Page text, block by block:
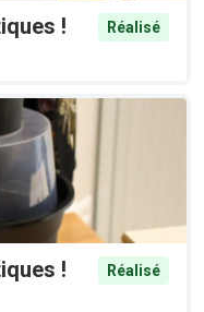
!
Réalisé
!
Réalisé